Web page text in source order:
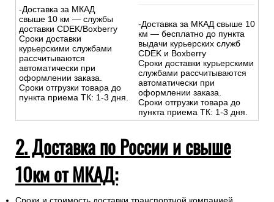
-Доставка за МКАД
свыше 10 км — службы
доставки CDEK/Boxberry
Сроки доставки
курьерскими службами
рассчитываются
автоматически при
оформлении заказа.
Сроки отгрузки товара до
пункта приема ТК: 1-3 дня.
-Доставка за МКАД свыше 10
км — бесплатно до пункта
выдачи курьерских служб
CDEK и Boxberry
Сроки доставки курьерскими
службами рассчитываются
автоматически при
оформлении заказа.
Сроки отгрузки товара до
пункта приема ТК: 1-3 дня.
2. Доставка по России и свыше
10км от МКАД: